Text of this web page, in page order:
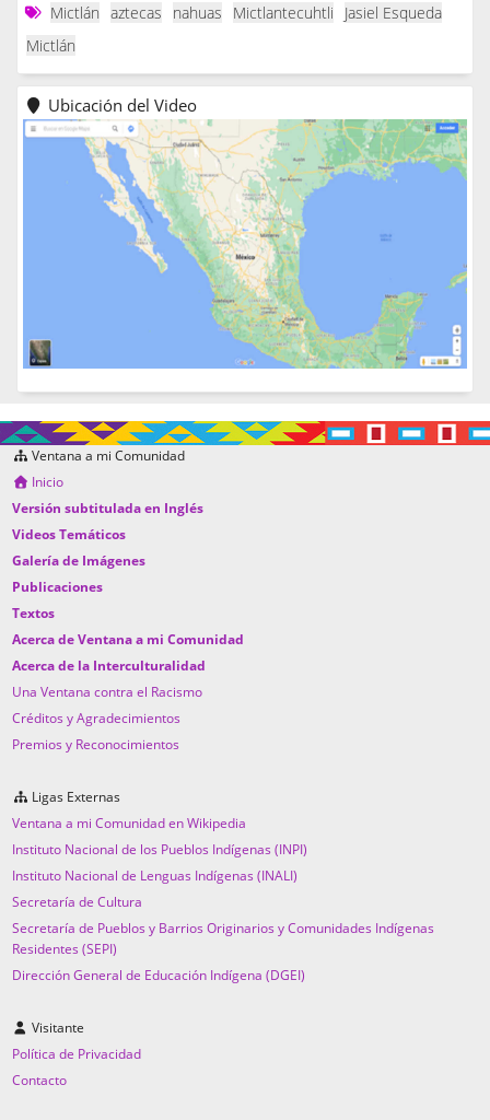
Mictlán aztecas nahuas Mictlantecuhtli
Jasiel Esqueda
Mictlán
Ubicación del Video
Ventana a mi Comunidad
Inicio
Versión subtitulada en Inglés
Videos Temáticos
Galería de Imágenes
Publicaciones
Textos
Acerca de Ventana a mi Comunidad
Acerca de la Interculturalidad
Una Ventana contra el Racismo
Créditos y Agradecimientos
Premios y Reconocimientos
Ligas Externas
Ventana a mi Comunidad en Wikipedia
Instituto Nacional de los Pueblos Indígenas (INPI)
Instituto Nacional de Lenguas Indígenas (INALI)
Secretaría de Cultura
Secretaría de Pueblos y Barrios Originarios y Comunidades Indígenas
Residentes (SEPI)
Dirección General de Educación Indígena (DGEI)
Visitante
Política de Privacidad
Contacto